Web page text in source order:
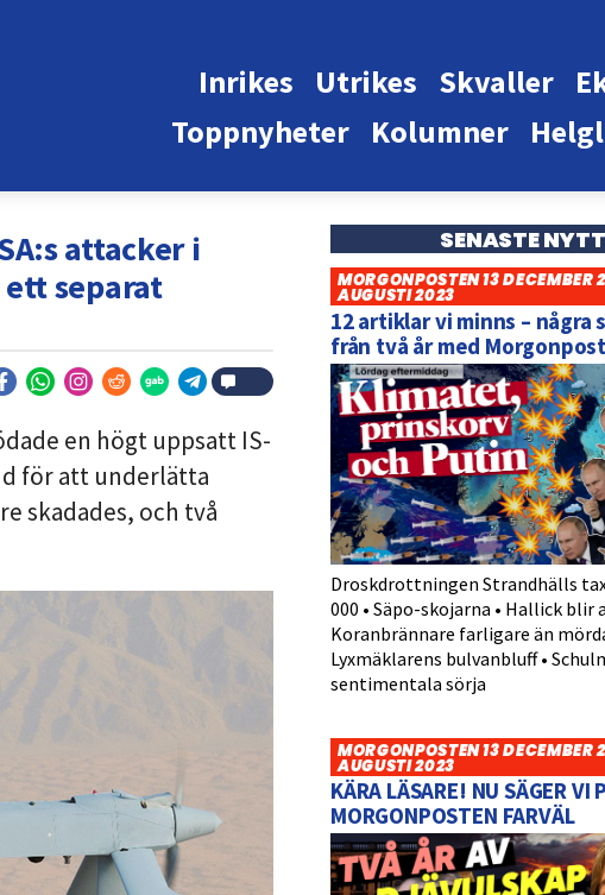
Skvaller
Utrikes
Inrikes
Kolumner
Toppnyheter
attacker i
separat
en högt uppsatt IS-
för att underlätta
skadades, och två
SENASTE NYTT
MORGONPOSTEN 13 DECEMBER
AUGUSTI 2023
12 artiklar vi minns – några
från två år med
Droskdrottningen Strandhälls
000 • Säpo-skojarna • Hallick blir
Koranbrännare farligare än
Lyxmäklarens bulvanbluff •
sentimentala sörja
MORGONPOSTEN 13 DECEMBER
AUGUSTI 2023
KÄRA LÄSARE! NU SÄGER VI
MORGONPOSTEN FARVÄL